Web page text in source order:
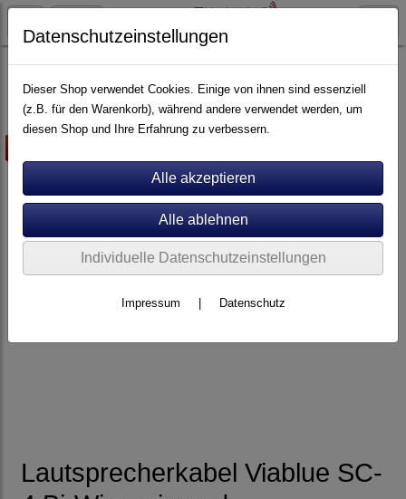
Artikel nach Marken P - Z Viablue
Lautsprecherkabel Viablue SC-
Datenschutzeinstellungen
Dieser Shop verwendet Cookies. Einige von ihnen sind essenziell
(z.B. für den Warenkorb), während andere verwendet werden, um
diesen Shop und Ihre Erfahrung zu verbessern.
Individuelle Datenschutzeinstellungen
Impressum Datenschutz